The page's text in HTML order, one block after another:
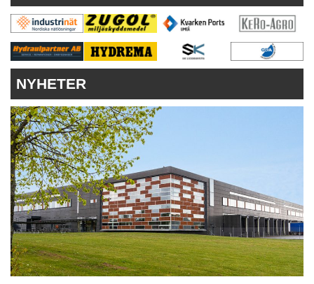
KONTAKT
VÅRA ANDRA MAGASIN
PRENUMERERA
ANNONSERA
NYHETER